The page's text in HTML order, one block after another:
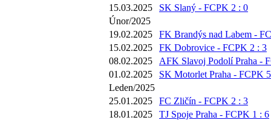
15.03.2025
SK Slaný - FCPK 2 : 0
Únor/2025
19.02.2025
FK Brandýs nad Labem -
15.02.2025
FK Dobrovice - FCPK 2 : 3
08.02.2025
AFK Slavoj Podolí Praha -
01.02.2025
SK Motorlet Praha - FCPK
Leden/2025
25.01.2025
FC Zličín - FCPK 2 : 3
18.01.2025
TJ Spoje Praha - FCPK 1 : 6